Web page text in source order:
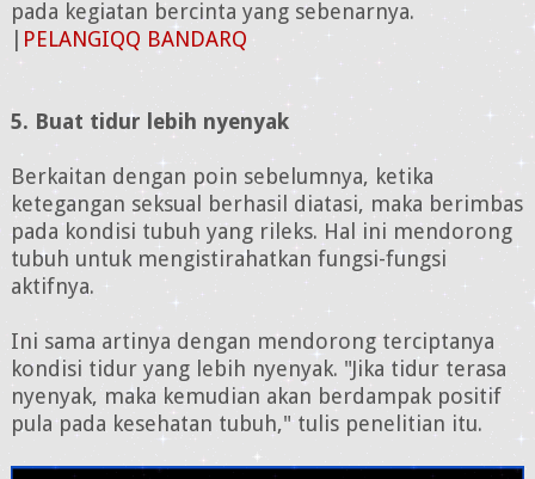
pada kegiatan bercinta yang sebenarnya.
PELANGIQQ BANDARQ
5. Buat tidur lebih nyenyak
Berkaitan dengan poin sebelumnya, ketika
ketegangan seksual berhasil diatasi, maka berimbas
pada kondisi tubuh yang rileks. Hal ini mendorong
tubuh untuk mengistirahatkan fungsi-fungsi
aktifnya.
Ini sama artinya dengan mendorong terciptanya
kondisi tidur yang lebih nyenyak. "Jika tidur terasa
nyenyak, maka kemudian akan berdampak positif
pula pada kesehatan tubuh," tulis penelitian itu.